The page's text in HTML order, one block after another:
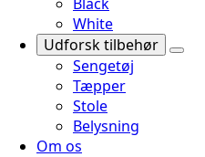
White
Udforsk tilbehør
Sengetøj
Tæpper
Stole
Belysning
Om os